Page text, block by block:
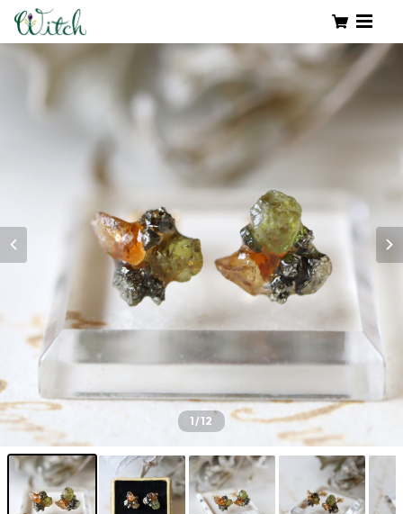
1/12